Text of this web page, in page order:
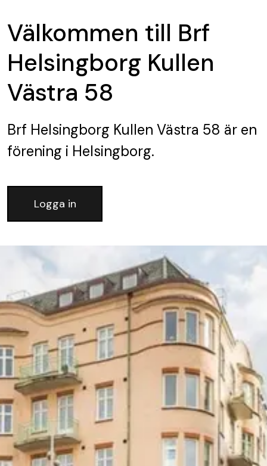
Välkommen till Brf
Helsingborg Kullen
Västra 58
Brf Helsingborg Kullen Västra 58 är en
förening i Helsingborg.
Logga in